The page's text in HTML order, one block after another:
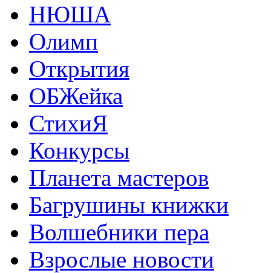
НЮША
Олимп
Открытия
ОБЖейка
СтихиЯ
Конкурсы
Планета мастеров
Багрушины книжки
Волшебники пера
Взрослые новости